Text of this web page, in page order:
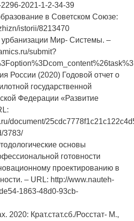
2021-1-2-34-39
в Советском Союзе:
istorii/8213470
Мир- Системы. –
submit?
России (2020) Годовой отчет о
государственной
Федерации «Развитие
document/
3783/
основы
готовности
проектированию в
– URL: http://www.nauteh-
1863-48d0-93cb-
2020: Крат.стат.сб./Росстат- M.,